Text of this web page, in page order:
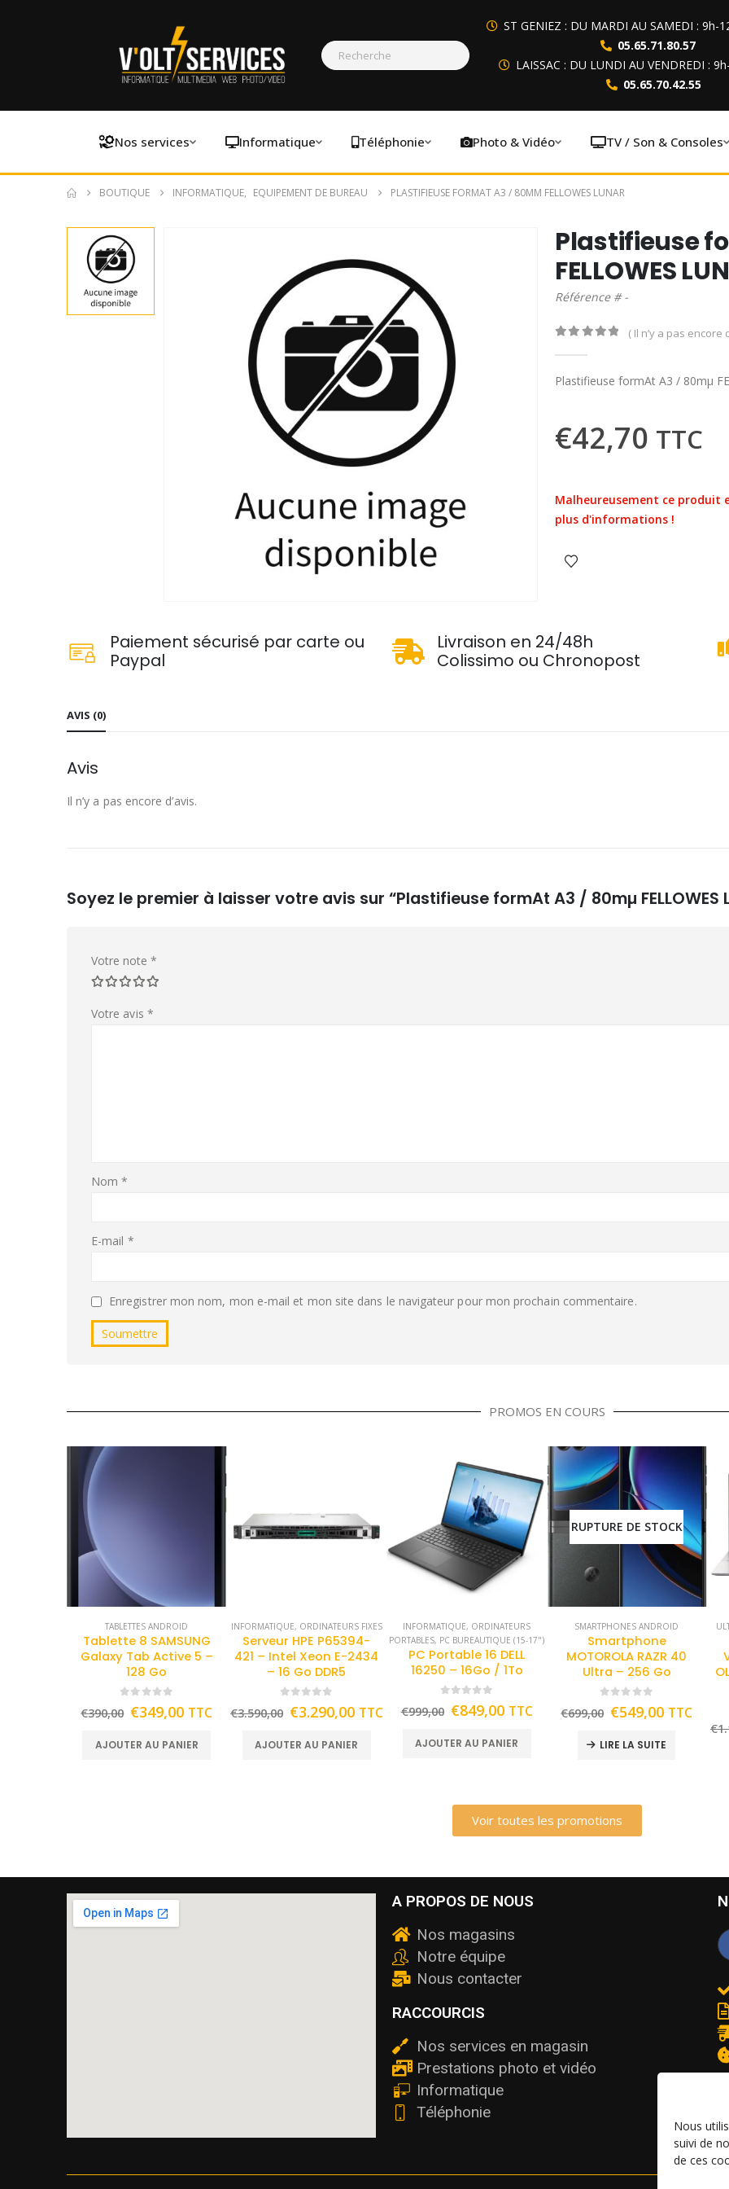
Nous
suivi de
de ces
ST GENIEZ : DU MARDI AU SAMEDI : 9h-
05.65.71.80.57
LAISSAC : DU LUNDI AU VENDREDI :
05.65.70.42.55
Nos services Informatique Téléphonie Photo & Vidéo TV / Son & Consoles
BOUTIQUE INFORMATIQUE, EQUIPEMENT DE BUREAU PLASTIFIEUSE FORMAT A3 / 80MΜ FELLOWES LUNAR
Plastifieuse
FELLOWES
Référence # -
( Il n’y a pas encore
Plastifieuse formAt A3 / 80mµ
€42,70 TTC
Malheureusement ce produit
plus d'informations !
Paiement sécurisé par carte ou
Paypal
Livraison en 24/48h
Colissimo ou Chronopost
AVIS (0)
Avis
Il n’y a pas encore d’avis.
Soyez le premier à laisser votre avis sur “Plastifieuse formAt A3 / 80mµ FELLOWES
Votre note *
Votre avis *
Nom*
E-mail *
Enregistrer mon nom, mon e-mail et mon site dans le navigateur pour mon prochain commentaire.
PROMOS EN COURS
TABLETTES ANDROID
Tablette 8 SAMSUNG
Galaxy Tab Active 5 –
128 Go
€390,00 €349,00 TTC
AJOUTER AU PANIER
INFORMATIQUE, ORDINATEURS FIXES
Serveur HPE P65394-
421 – Intel Xeon E-2434
– 16 Go DDR5
€3.590,00 €3.290,00 TTC
AJOUTER AU PANIER
INFORMATIQUE, ORDINATEURS
PORTABLES, PC BUREAUTIQUE (15-17")
PC Portable 16 DELL
16250 – 16Go / 1To
€999,00 €849,00 TTC
AJOUTER AU PANIER
RUPTURE DE STOCK
SMARTPHONES ANDROID
Smartphone
MOTOROLA RAZR 40
Ultra – 256 Go
€699,00 €549,00 TTC
LIRE LA SUITE
€
Voir toutes les promotions
A PROPOS DE NOUS
Nos magasins
Notre équipe
Nous contacter
RACCOURCIS
Nos services en magasin
Prestations photo et vidéo
Informatique
Téléphonie